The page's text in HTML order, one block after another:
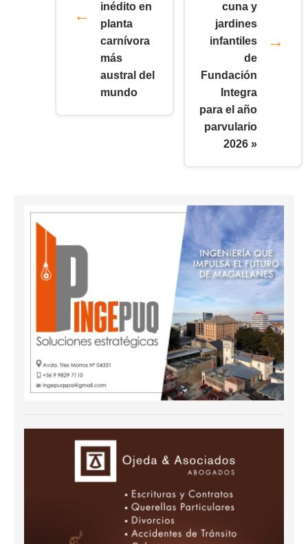
inédito en
planta
carnívora
más
austral del
mundo
cuna y
jardines
infantiles
de
Fundación
Integra
para el año
parvulario
2026 »